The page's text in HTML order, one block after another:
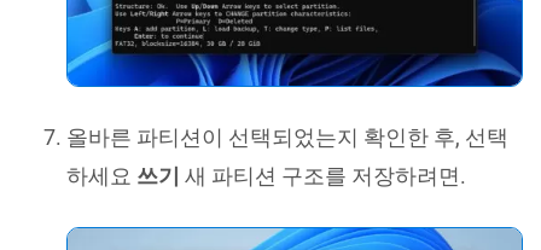
올바른 파티션이 선택되었는지 확인한 후, 선택
하세요 쓰기 새 파티션 구조를 저장하려면.